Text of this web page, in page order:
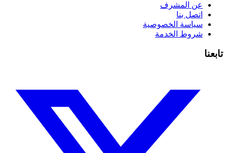
عن المشرف
اتصل بنا
سياسة الخصوصية
شروط الخدمة
تابعنا